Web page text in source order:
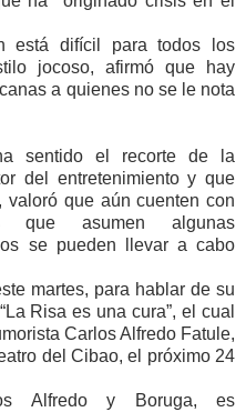
está difícil para todos los
jocoso, afirmó que hay
a quienes no se le nota
sentido el recorte de la
del entretenimiento y que
que aún cuenten con
que asumen algunas
se pueden llevar a cabo
martes, para hablar de su
Risa es una cura”, el cual
Carlos Alfredo Fatule,
del Cibao, el próximo 24
Alfredo y Boruga, es